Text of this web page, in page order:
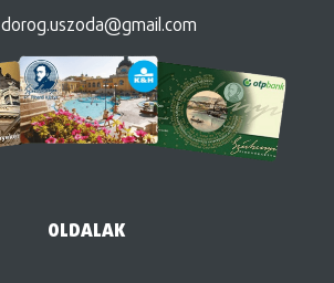
dorog.uszoda@gmail.com
OLDALAK